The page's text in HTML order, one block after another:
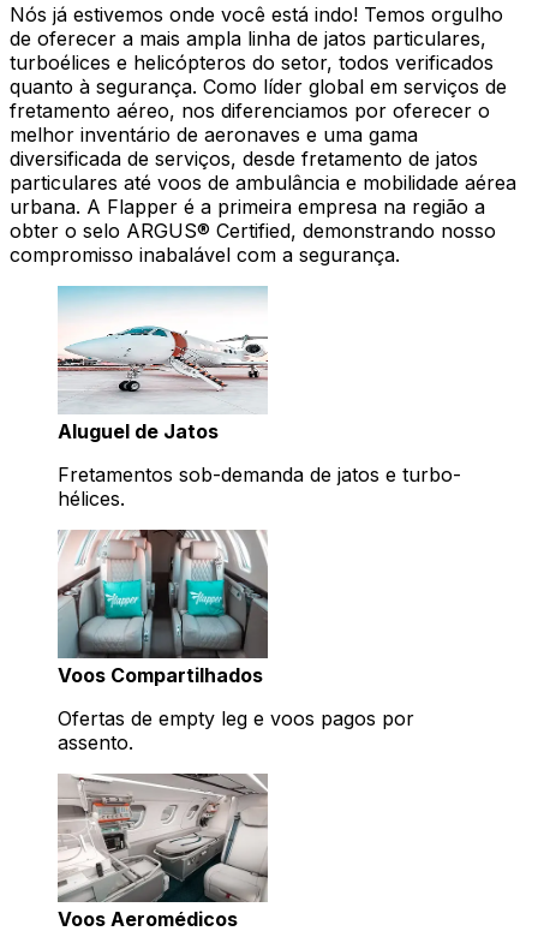
Nós já estivemos onde você está indo! Temos orgulho
de oferecer a mais ampla linha de jatos particulares,
turboélices e helicópteros do setor, todos verificados
quanto à segurança. Como líder global em serviços de
fretamento aéreo, nos diferenciamos por oferecer o
melhor inventário de aeronaves e uma gama
diversificada de serviços, desde fretamento de jatos
particulares até voos de ambulância e mobilidade aérea
urbana. A Flapper é a primeira empresa na região a
obter o selo ARGUS® Certified, demonstrando nosso
compromisso inabalável com a segurança.
Aluguel de Jatos
Fretamentos sob-demanda de jatos e turbo-
hélices.
Voos Compartilhados
Ofertas de empty leg e voos pagos por
assento.
Voos Aeromédicos